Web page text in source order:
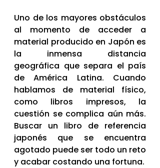
Uno de los mayores obstáculos
al momento de acceder a
material producido en Japón es
la inmensa distancia
geográfica que separa el país
de América Latina. Cuando
hablamos de material físico,
como libros impresos, la
cuestión se complica aún más.
Buscar un libro de referencia
japonés que se encuentra
agotado puede ser todo un reto
y acabar costando una fortuna.